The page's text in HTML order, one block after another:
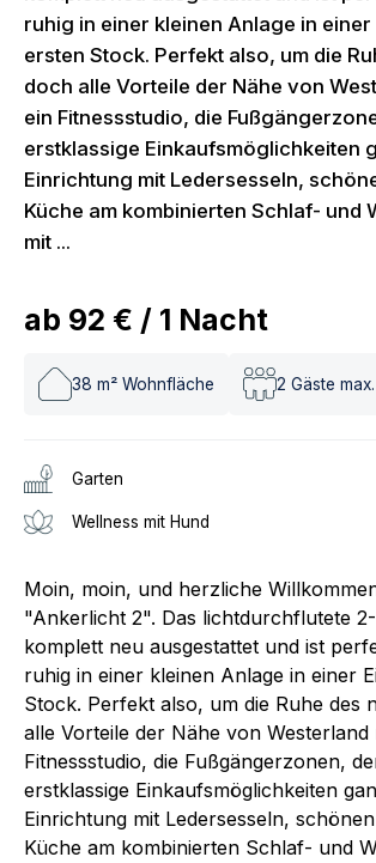
ruhig in einer kleinen Anlage in
ersten Stock. Perfekt also, um die
doch alle Vorteile der Nähe von
ein Fitnessstudio, die
erstklassige Einkaufsmöglichkeiten
Einrichtung mit Ledersesseln,
Küche am kombinierten Schlaf- und
mit ...
ab 92 € / 1 Nacht
38 m² Wohnfläche 2 Gäste max.
Garten
Wellness mit Hund
Moin, moin, und herzliche
"Ankerlicht 2". Das lichtdurchflutete
komplett neu ausgestattet und ist
ruhig in einer kleinen Anlage in einer
Stock. Perfekt also, um die Ruhe
alle Vorteile der Nähe von
Fitnessstudio, die Fußgängerzonen,
erstklassige Einkaufsmöglichkeiten
Einrichtung mit Ledersesseln,
Küche am kombinierten Schlaf- und